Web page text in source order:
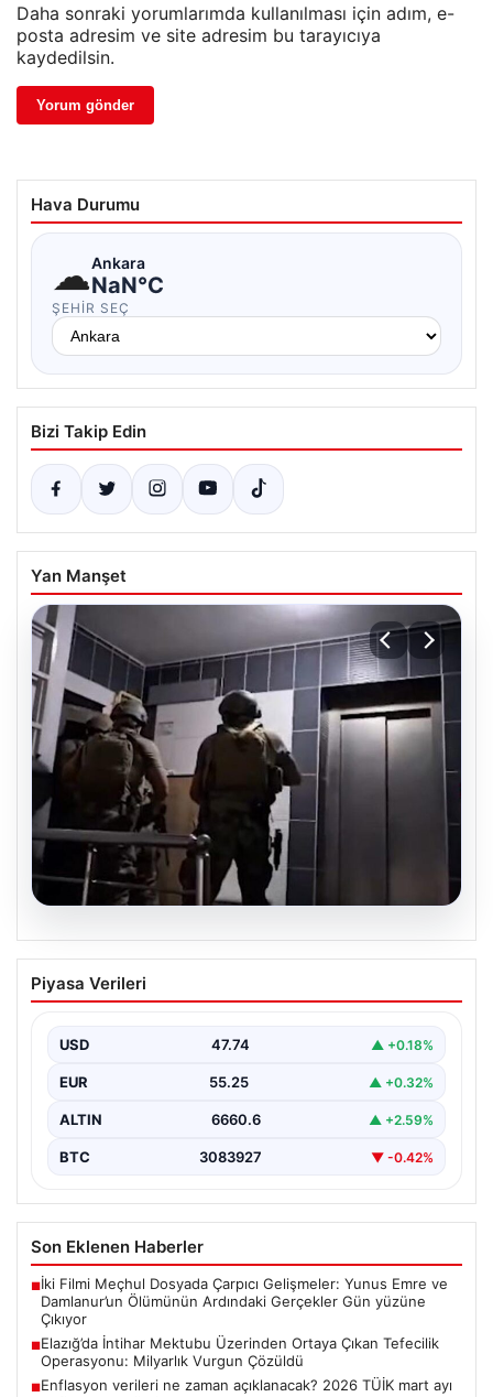
Daha sonraki yorumlarımda kullanılması için adım, e-
posta adresim ve site adresim bu tarayıcıya
kaydedilsin.
Hava Durumu
☁Ankara
NaN°C
ŞEHIR SEÇ
Bizi Takip Edin
Yan Manşet
07.08.2026
Elazığ’da İntihar Mektubu Üzerinden
Ortaya Çıkan Tefecilik Operasyonu:
Elazığ’da tefecilere borçlandığı iddiasıyla yaşamına son
büyük…
Piyasa Verileri
USD 47.74 ▲ +0.18%
EUR 55.25 ▲ +0.32%
ALTIN 6660.6 ▲ +2.59%
BTC 3083927 ▼ -0.42%
Son Eklenen Haberler
■İki Filmi Meçhul Dosyada Çarpıcı Gelişmeler: Yunus Emre ve
Damlanur’un Ölümünün Ardındaki Gerçekler Gün yüzüne
Çıkıyor
■Elazığ’da İntihar Mektubu Üzerinden Ortaya Çıkan Tefecilik
Operasyonu: Milyarlık Vurgun Çözüldü
■Enflasyon verileri ne zaman açıklanacak? 2026 TÜİK mart ayı